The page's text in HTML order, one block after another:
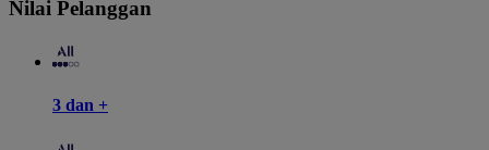
Nilai Pelanggan
3 dan +